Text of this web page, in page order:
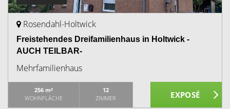
Rosendahl-Holtwick
Freistehendes Dreifamilienhaus in Holtwick -
AUCH TEILBAR-
Mehrfamilienhaus
256 m²
WOHNFLÄCHE
12
ZIMMER